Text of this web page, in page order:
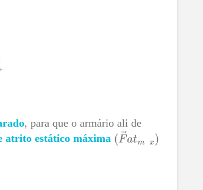
, para que o armário ali de
atrito estático máxima